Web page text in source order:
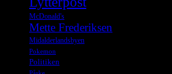
McDonald's
Mette Frederiksen
Midalderlandsbyen
Pokemon
Politiken